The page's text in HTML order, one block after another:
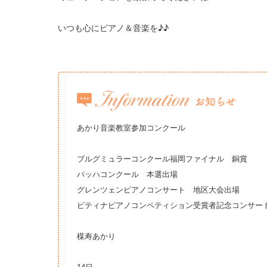
いつも心にピアノ＆音楽を♪♪
あかり音楽教室参加コンクール
ブルグミュラーコンクール福岡ファイナル 銅賞
バッハコンクール 本選出場
グレンツェンピアノコンサート 地区大会出場
ピティナピアノコンペティション受賞者記念コンサー
楳寿あかり